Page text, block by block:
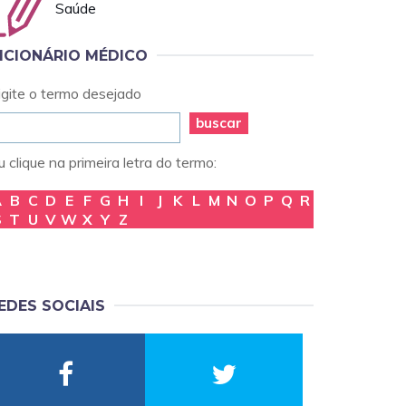
Saúde
MÉDICO
o termo desejado
buscar
clique na primeira letra do termo:
B C D E F G H I J K L M N O P Q R
T U V W X Y Z
SOCIAIS